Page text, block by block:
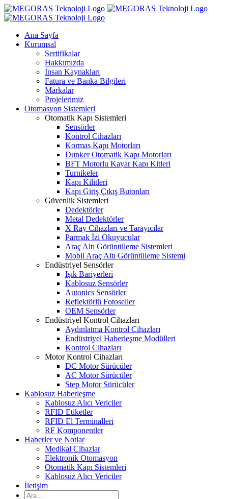
Skip
to
Ana Sayfa
Kurumsal
Sertifikalar
Hakkımızda
İnsan Kaynakları
Fatura ve Banka Bilgileri
Markalar
Projelerimiz
Otomasyon Sistemleri
Otomatik Kapı Sistemleri
Sensörler
Kontrol Cihazları
Kormas Kapı Motorları
Dunker Otomatik Kapı Motorları
BFT Motorlu Kayar Kapı Kitleri
Turnikeler
Kapı Kilitleri
Kapı Giriş Çıkış Butonları
Güvenlik Sistemleri
Dedektörler
Metal Dedektörler
X Ray Cihazları ve Tarayıcılar
Parmak İzi Okuyucular
Araç Altı Görüntüleme Sistemleri
Mobil Araç Altı Görüntüleme Sistemi
Endüstriyel Sensörler
Işık Bariyerleri
Kablosuz Sensörler
Autonics Sensörler
Reflektörlü Fotoseller
OEM Sensörler
Endüstriyel Kontrol Cihazları
Aydınlatma Kontrol Cihazları
Endüstriyel Haberleşme Modülleri
Kontrol Cihazları
Motor Kontrol Cihazları
DC Motor Sürücüler
AC Motor Sürücüler
Step Motor Sürücüler
Kablosuz Haberleşme
Kablosuz Alıcı Vericiler
RFID Etiketler
RFID El Terminalleri
RF Komponentler
Haberler ve Notlar
Medikal Cihazlar
Elektronik Otomasyon
Otomatik Kapı Sistemleri
Kablosuz Alıcı Vericiler
İletişim
Ara: